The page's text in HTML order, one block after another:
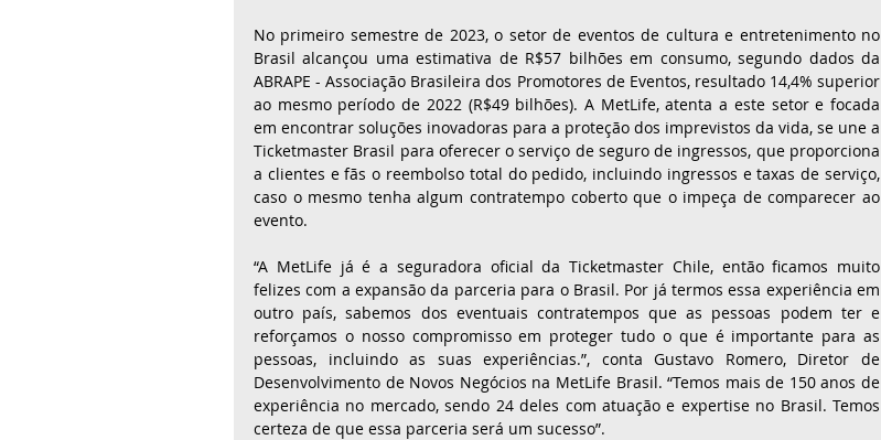
No primeiro semestre de 2023, o setor de eventos de cultura e entretenimento no
Brasil alcançou uma estimativa de R$57 bilhões em consumo, segundo dados da
ABRAPE - Associação Brasileira dos Promotores de Eventos, resultado 14,4% superior
ao mesmo período de 2022 (R$49 bilhões). A MetLife, atenta a este setor e focada
em encontrar soluções inovadoras para a proteção dos imprevistos da vida, se une a
Ticketmaster Brasil para oferecer o serviço de seguro de ingressos, que proporciona
a clientes e fãs o reembolso total do pedido, incluindo ingressos e taxas de serviço,
caso o mesmo tenha algum contratempo coberto que o impeça de comparecer ao
evento.
“A MetLife já é a seguradora oficial da Ticketmaster Chile, então ficamos muito
felizes com a expansão da parceria para o Brasil. Por já termos essa experiência em
outro país, sabemos dos eventuais contratempos que as pessoas podem ter e
reforçamos o nosso compromisso em proteger tudo o que é importante para as
pessoas, incluindo as suas experiências.”, conta Gustavo Romero, Diretor de
Desenvolvimento de Novos Negócios na MetLife Brasil. “Temos mais de 150 anos de
experiência no mercado, sendo 24 deles com atuação e expertise no Brasil. Temos
certeza de que essa parceria será um sucesso”.